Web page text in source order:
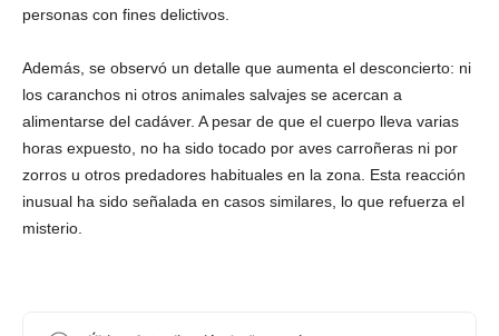
personas con fines delictivos.
Además, se observó un detalle que aumenta el desconcierto: ni
los caranchos ni otros animales salvajes se acercan a
alimentarse del cadáver. A pesar de que el cuerpo lleva varias
horas expuesto, no ha sido tocado por aves carroñeras ni por
zorros u otros predadores habituales en la zona. Esta reacción
inusual ha sido señalada en casos similares, lo que refuerza el
misterio.